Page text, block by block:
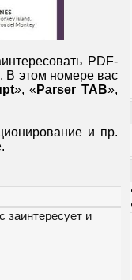
PDF-
В этом номере вас
», «Parser TAB»,
и пр.
заинтересует и